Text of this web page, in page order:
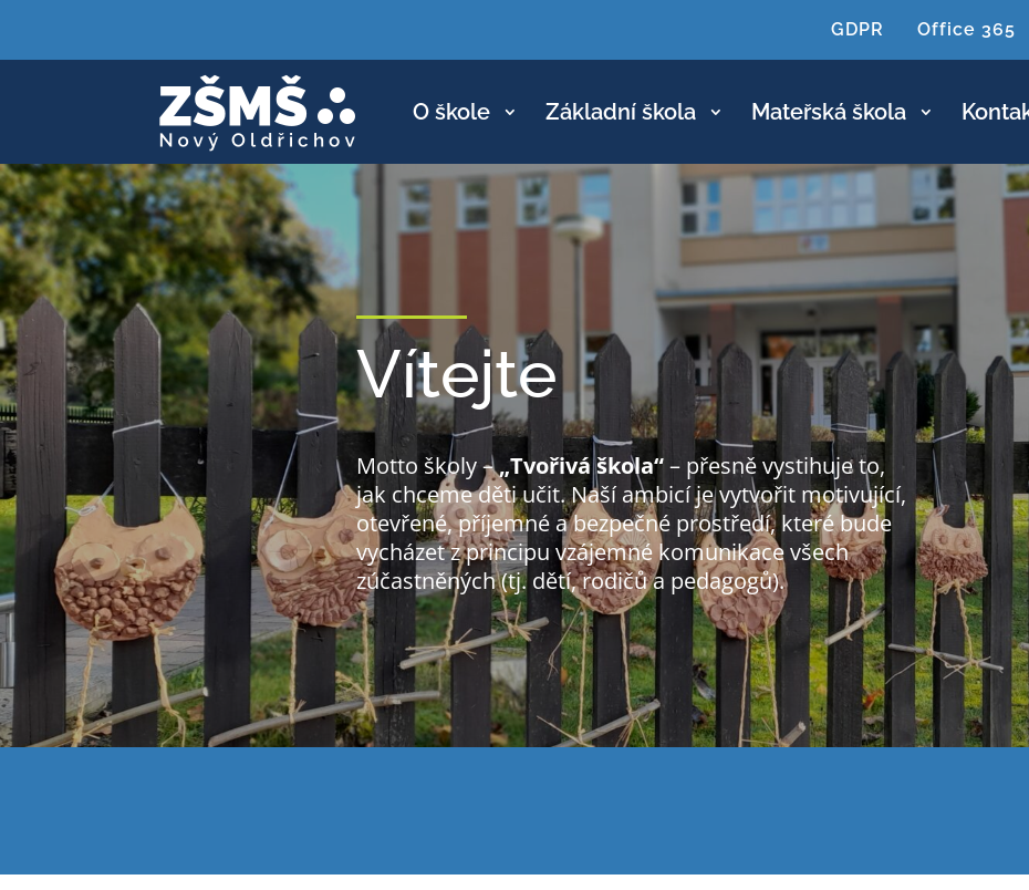
GDPR Office 365
O škole Základní škola Mateřská škola
Vítejte
Motto školy –„Tvořivá škola“– přesně vystihuje to,
jak chceme děti učit. Naší ambicí je vytvořit motivující,
otevřené, příjemné a bezpečné prostředí, které bude
vycházet z principu vzájemné komunikace všech
zúčastněných (tj. dětí, rodičů a pedagogů).